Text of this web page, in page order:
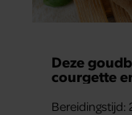
Deze
courgette
Bereidingstijd: